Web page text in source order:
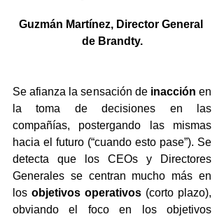
Guzmán Martínez, Director General
de Brandty.
Se afianza la sensación de inacción en
la toma de decisiones en las
compañías, postergando las mismas
hacia el futuro (“cuando esto pase”). Se
detecta que los CEOs y Directores
Generales se centran mucho más en
los objetivos operativos (corto plazo),
obviando el foco en los objetivos